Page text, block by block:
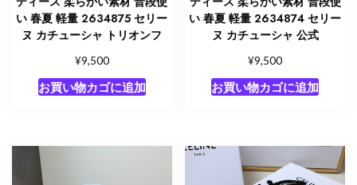
い 春夏 軽量 2634875 セリー
ヌ カチューシャ トリオンフ
¥9,500
お買い物カゴに追加
い 春夏 軽量 2634874 セリー
ヌ カチューシャ 公式
¥9,500
お買い物カゴに追加